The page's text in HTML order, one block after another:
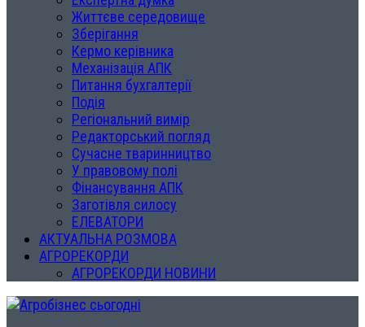
Життєве середовище
Зберігання
Кермо керівника
Механізація АПК
Питання бухгалтерії
Подія
Регіональний вимір
Редакторський погляд
Сучасне тваринництво
У правовому полі
Фінансування АПК
Заготівля силосу
ЕЛЕВАТОРИ
АКТУАЛЬНА РОЗМОВА
АГРОРЕКОРДИ
АГРОРЕКОРДИ НОВИНИ